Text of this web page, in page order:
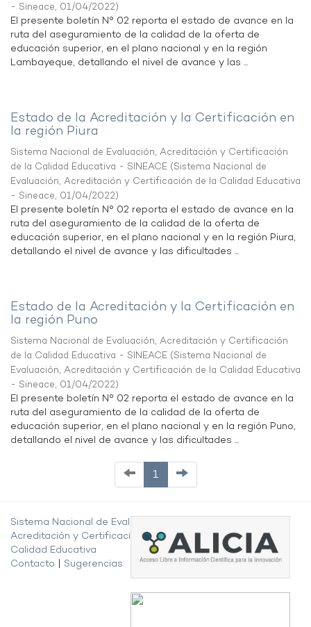
- Sineace, 01/04/2022)
El presente boletín N° 02 reporta el estado de avance en la
ruta del aseguramiento de la calidad de la oferta de
educación superior, en el plano nacional y en la región
Lambayeque, detallando el nivel de avance y las ...
Estado de la Acreditación y la Certificación en
la región Piura
Sistema Nacional de Evaluación, Acreditación y Certificación
de la Calidad Educativa - SINEACE (Sistema Nacional de
Evaluación, Acreditación y Certificación de la Calidad Educativa
- Sineace, 01/04/2022)
El presente boletín N° 02 reporta el estado de avance en la
ruta del aseguramiento de la calidad de la oferta de
educación superior, en el plano nacional y en la región Piura,
detallando el nivel de avance y las dificultades ...
Estado de la Acreditación y la Certificación en
la región Puno
Sistema Nacional de Evaluación, Acreditación y Certificación
de la Calidad Educativa - SINEACE (Sistema Nacional de
Evaluación, Acreditación y Certificación de la Calidad Educativa
- Sineace, 01/04/2022)
El presente boletín N° 02 reporta el estado de avance en la
ruta del aseguramiento de la calidad de la oferta de
educación superior, en el plano nacional y en la región Puno,
detallando el nivel de avance y las dificultades ...
1
Sistema Nacional de Evaluación,
Acreditación y Certificación de la
Calidad Educativa
Contacto
Sugerencias